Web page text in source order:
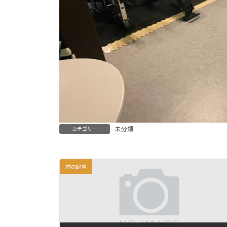
カテゴリー 未分類
前の記事